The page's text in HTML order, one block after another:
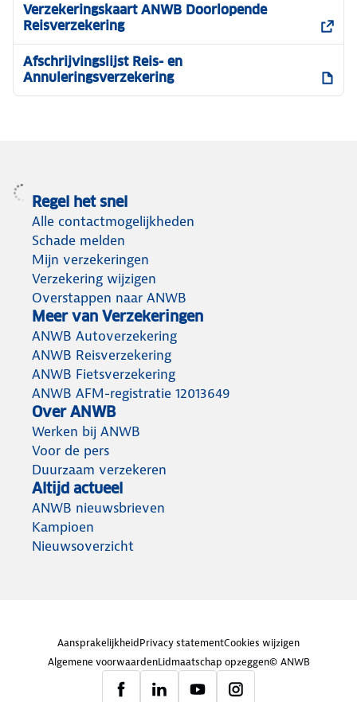
Verzekeringskaart ANWB Doorlopende
Reisverzekering
Afschrijvingslijst Reis- en
Annuleringsverzekering
Regel het snel
Alle contactmogelijkheden
Schade melden
Mijn verzekeringen
Verzekering wijzigen
Overstappen naar ANWB
Meer van Verzekeringen
ANWB Autoverzekering
ANWB Reisverzekering
ANWB Fietsverzekering
ANWB AFM-registratie 12013649
Over ANWB
Werken bij ANWB
Voor de pers
Duurzaam verzekeren
Altijd actueel
ANWB nieuwsbrieven
Kampioen
Nieuwsoverzicht
AansprakelijkheidPrivacy statementCookies wijzigen
Algemene voorwaardenLidmaatschap opzeggen© ANWB